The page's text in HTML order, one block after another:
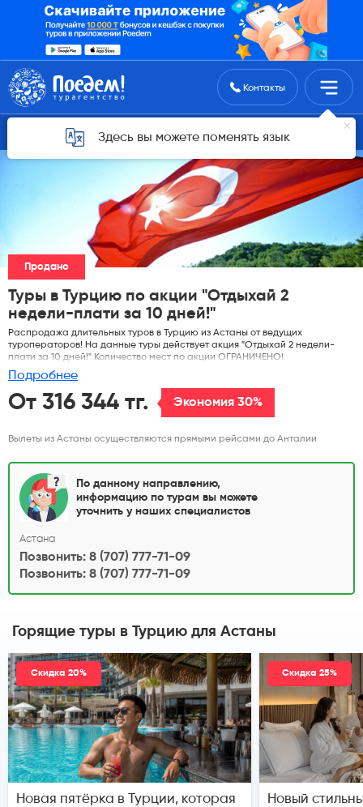
Поиск туровКонтакты
Здесь вы можете поменять язык
Горящие туры для Астаны
Продано
Туры в Турцию по акции "Отдыхай 2
недели-плати за 10 дней!"
Распродажа длительных туров в Турцию из Астаны от ведущих
туроператоров! На данные туры действует акция "Отдыхай 2 недели-
плати за 10 дней!" Количество мест по акции ОГРАНИЧЕНО!
Подробнее
От 316 344 тг. Экономия 30%
Вылеты из Астаны осуществляются прямыми рейсами до Анталии
По данному направлению,
информацию по турам вы можете
уточнить у наших специалистов
Астана
Позвонить: 8 (707) 777-71-09
Позвонить: 8 (707) 777-71-09
Горящие туры в Турцию для Астаны
Скидка 20%
Новая пятёрка в Турции, которая
Скидка 25%
Новый